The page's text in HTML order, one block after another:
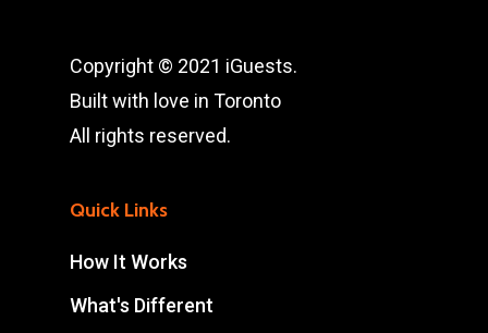
Copyright © 2021 iGuests.
Built with love in Toronto
All rights reserved.
Quick Links
How It Works
What's Different